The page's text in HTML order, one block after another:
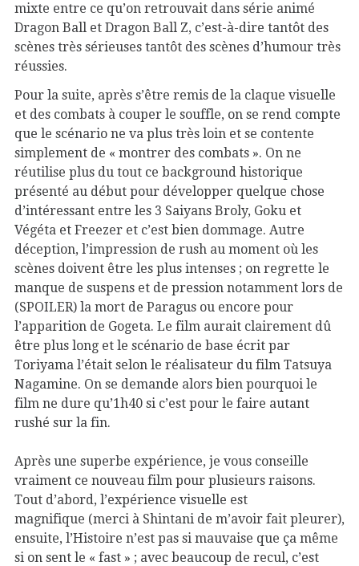
mixte entre ce qu’on retrouvait dans série animé
Dragon Ball et Dragon Ball Z, c’est-à-dire tantôt des
scènes très sérieuses tantôt des scènes d’humour très
réussies.
Pour la suite, après s’être remis de la claque visuelle
et des combats à couper le souffle, on se rend compte
que le scénario ne va plus très loin et se contente
simplement de « montrer des combats ». On ne
réutilise plus du tout ce background historique
présenté au début pour développer quelque chose
d’intéressant entre les 3 Saiyans Broly, Goku et
Végéta et Freezer et c’est bien dommage. Autre
déception, l’impression de rush au moment où les
scènes doivent être les plus intenses ; on regrette le
manque de suspens et de pression notamment lors de
(SPOILER) la mort de Paragus ou encore pour
l’apparition de Gogeta. Le film aurait clairement dû
être plus long et le scénario de base écrit par
Toriyama l’était selon le réalisateur du film Tatsuya
Nagamine. On se demande alors bien pourquoi le
film ne dure qu’1h40 si c’est pour le faire autant
rushé sur la fin.
Après une superbe expérience, je vous conseille
vraiment ce nouveau film pour plusieurs raisons.
Tout d’abord, l’expérience visuelle est
magnifique (merci à Shintani de m’avoir fait pleurer),
ensuite, l’Histoire n’est pas si mauvaise que ça même
si on sent le « fast » ; avec beaucoup de recul, c’est